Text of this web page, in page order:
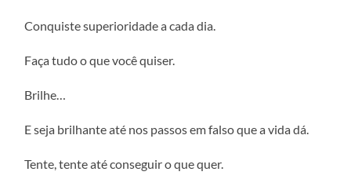
Conquiste superioridade a cada dia.
Faça tudo o que você quiser.
Brilhe…
E seja brilhante até nos passos em falso que a vida dá.
Tente, tente até conseguir o que quer.